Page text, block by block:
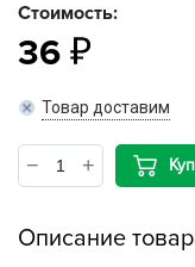
Стоимость:
36
Товар доставим
Описание